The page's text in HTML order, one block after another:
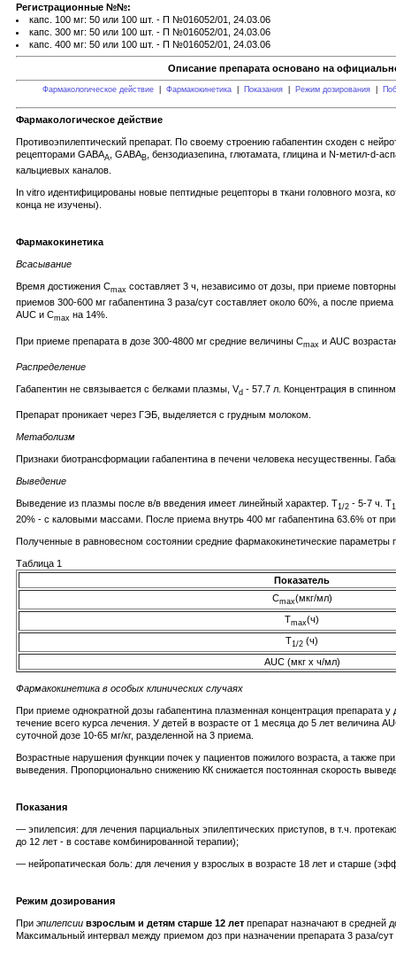
Регистрационные №№:
капс. 100 мг: 50 или 100 шт. - П №016052/01, 24.03.06
капс. 300 мг: 50 или 100 шт. - П №016052/01, 24.03.06
капс. 400 мг: 50 или 100 шт. - П №016052/01, 24.03.06
Описание препарата основано на
Фармакологическое действие Фармакокинетика Показания Режим дозирования
Фармакологическое действие
Противоэпилептический препарат. По своему строению габапентин сходен с
рецепторами GABAA , GABAВ , бензодиазепина, глютамата, глицина и N-метил-d-
кальциевых каналов.
In vitro идентифицированы новые пептидные рецепторы в ткани головного мозга,
конца не изучены).
Фармакокинетика
Всасывание
Время достижения Сmax составляет 3 ч, независимо от дозы, при приеме
приемов 300-600 мг габапентина 3 раза/сут составляет около 60%, а после
AUC и Сmax на 14%.
При приеме препарата в дозе 300-4800 мг средние величины Сmax и AUC
Распределение
Габапентин не связывается с белками плазмы, Vd - 57.7 л. Концентрация в
Препарат проникает через ГЭБ, выделяется с грудным молоком.
Метаболизм
Признаки биотрансформации габапентина в печени человека несущественны.
Выведение
Выведение из плазмы после в/в введения имеет линейный характер. T1/2 - 5-7 ч. T
20% - с каловыми массами. После приема внутрь 400 мг габапентина 63.6% от
Полученные в равновесном состоянии средние фармакокинетические
Таблица 1
Показатель
Сmax(мкг/мл)
Тmax(ч)
T1/2 (ч)
AUC (мкг х ч/мл)
Фармакокинетика в особых клинических случаях
При приеме однократной дозы габапентина плазменная концентрация препарата
течение всего курса лечения. У детей в возрасте от 1 месяца до 5 лет
суточной дозе 10-65 мг/кг, разделенной на 3 приема.
Возрастные нарушения функции почек у пациентов пожилого возраста, а также
выведения. Пропорционально снижению КК снижается постоянная скорость
Показания
— эпилепсия: для лечения парциальных эпилептических приступов, в т.ч.
до 12 лет - в составе комбинированной терапии);
— нейропатическая боль: для лечения у взрослых в возрасте 18 лет и старше
Режим дозирования
При эпилепсии взрослым и детям старше 12 лет препарат назначают в средней
Максимальный интервал между приемом доз при назначении препарата 3 раза/